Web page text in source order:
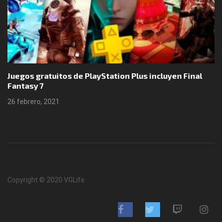
Juegos gratuitos de PlayStation Plus incluyen Final
Fantasy 7
26 febrero, 2021
Copyright © 2020 VGLife